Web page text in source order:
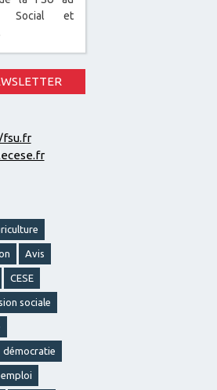
Social et
Avis
CESE
sociale
démocratie
emploi